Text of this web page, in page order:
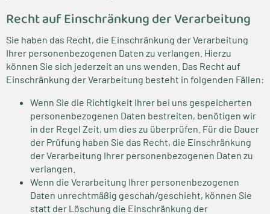
Recht auf Einschränkung der Verarbeitung
Sie haben das Recht, die Einschränkung der Verarbeitung
Ihrer personenbezogenen Daten zu verlangen. Hierzu
können Sie sich jederzeit an uns wenden. Das Recht auf
Einschränkung der Verarbeitung besteht in folgenden Fällen:
Wenn Sie die Richtigkeit Ihrer bei uns gespeicherten
personenbezogenen Daten bestreiten, benötigen wir
in der Regel Zeit, um dies zu überprüfen. Für die Dauer
der Prüfung haben Sie das Recht, die Einschränkung
der Verarbeitung Ihrer personenbezogenen Daten zu
verlangen.
Wenn die Verarbeitung Ihrer personenbezogenen
Daten unrechtmäßig geschah/geschieht, können Sie
statt der Löschung die Einschränkung der